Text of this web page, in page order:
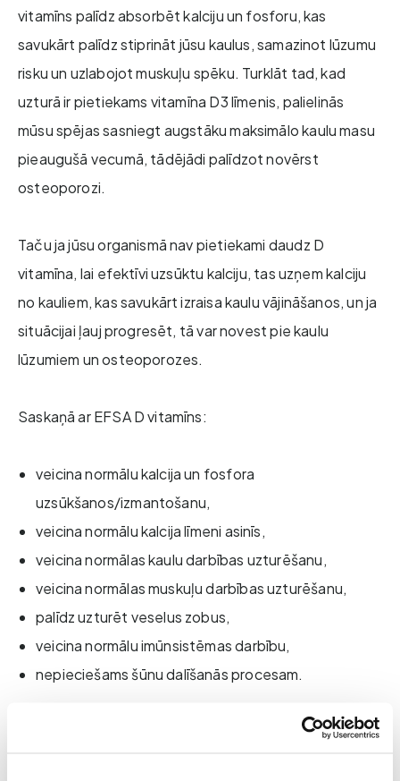
vitamīns palīdz absorbēt kalciju un fosforu, kas
savukārt palīdz stiprināt jūsu kaulus, samazinot lūzumu
risku un uzlabojot muskuļu spēku. Turklāt tad, kad
uzturā ir pietiekams vitamīna D3 līmenis, palielinās
mūsu spējas sasniegt augstāku maksimālo kaulu masu
pieaugušā vecumā, tādējādi palīdzot novērst
osteoporozi.
Taču ja jūsu organismā nav pietiekami daudz D
vitamīna, lai efektīvi uzsūktu kalciju, tas uzņem kalciju
no kauliem, kas savukārt izraisa kaulu vājināšanos, un ja
situācijai ļauj progresēt, tā var novest pie kaulu
lūzumiem un osteoporozes.
Saskaņā ar EFSA D vitamīns:
veicina normālu kalcija un fosfora
uzsūkšanos/izmantošanu,
veicina normālu kalcija līmeni asinīs,
veicina normālas kaulu darbības uzturēšanu,
veicina normālas muskuļu darbības uzturēšanu,
palīdz uzturēt veselus zobus,
veicina normālu imūnsistēmas darbību,
nepieciešams šūnu dalīšanās procesam.